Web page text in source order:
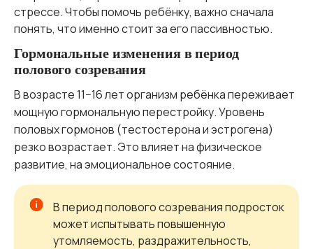
стрессе. Чтобы помочь ребёнку, важно сначала
понять, что именно стоит за его пассивностью.
Гормональные изменения в период
полового созревания
В возрасте 11−16 лет организм ребёнка переживает
мощную гормональную перестройку. Уровень
половых гормонов (тестостерона и эстрогена)
резко возрастает. Это влияет на физическое
развитие, на эмоциональное состояние.
В период полового созревания подросток
может испытывать повышенную
утомляемость, раздражительность,